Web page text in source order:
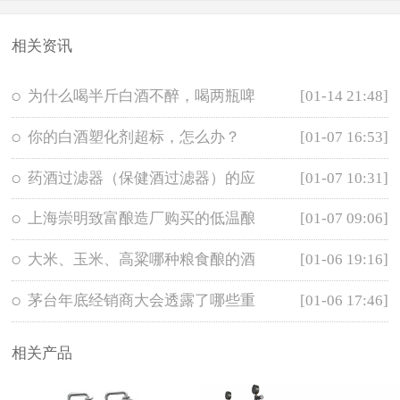
相关资讯
为什么喝半斤白酒不醉，喝两瓶啤 [01-14 21:48]
你的白酒塑化剂超标，怎么办？ [01-07 16:53]
药酒过滤器（保健酒过滤器）的应 [01-07 10:31]
上海崇明致富酿造厂购买的低温酿 [01-07 09:06]
大米、玉米、高粱哪种粮食酿的酒 [01-06 19:16]
茅台年底经销商大会透露了哪些重 [01-06 17:46]
相关产品